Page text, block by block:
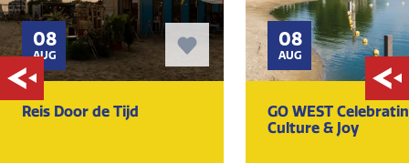
08
AUG
Reis Door de Tijd
08
AUG
GO WEST
Culture & Joy